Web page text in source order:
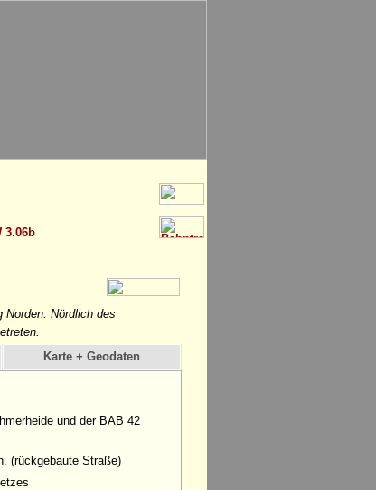
3.06b
Nördlich des
Karte + Geodaten
und der BAB 42
(rückgebaute Straße)